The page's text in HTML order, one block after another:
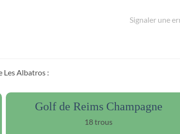
Signaler une
Les Albatros :
Golf de Reims Champagne
18 trous